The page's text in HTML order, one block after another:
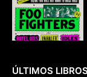
ÚLTIMOS LIBROS